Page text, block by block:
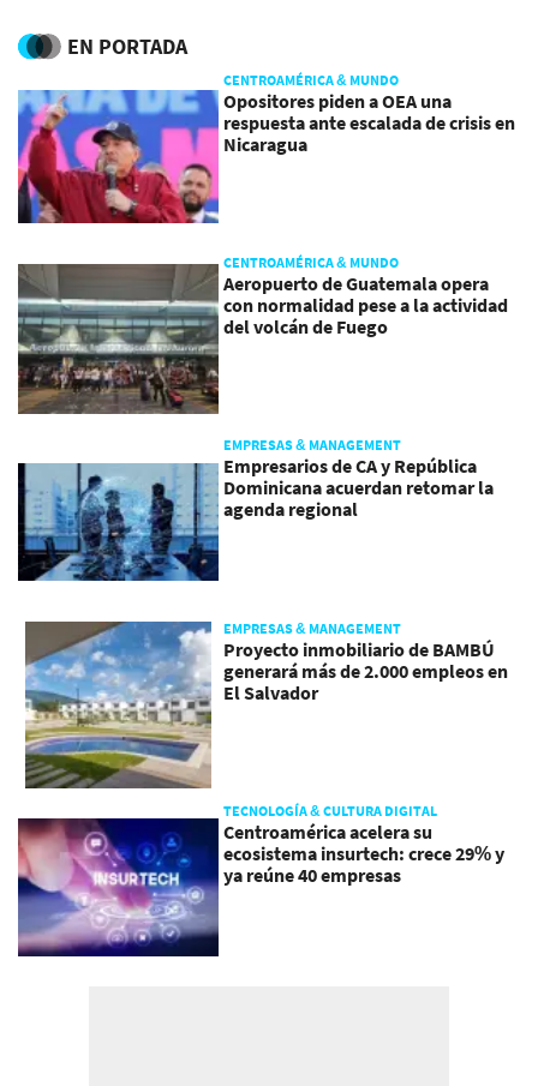
EN PORTADA
CENTROAMÉRICA & MUNDO
Opositores piden a OEA una
respuesta ante escalada de crisis en
Nicaragua
CENTROAMÉRICA & MUNDO
Aeropuerto de Guatemala opera
con normalidad pese a la actividad
del volcán de Fuego
EMPRESAS & MANAGEMENT
Empresarios de CA y República
Dominicana acuerdan retomar la
agenda regional
EMPRESAS & MANAGEMENT
Proyecto inmobiliario de BAMBÚ
generará más de 2.000 empleos en
El Salvador
TECNOLOGÍA & CULTURA DIGITAL
Centroamérica acelera su
ecosistema insurtech: crece 29% y
ya reúne 40 empresas